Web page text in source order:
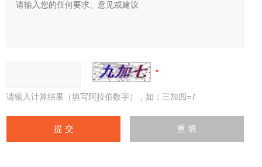
请输入计算结果（填写阿拉伯数字），如：三加四=7